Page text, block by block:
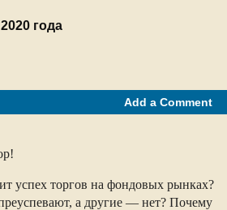
года
Add a Comment
успех торгов на фондовых рынках?
а другие — нет? Почему